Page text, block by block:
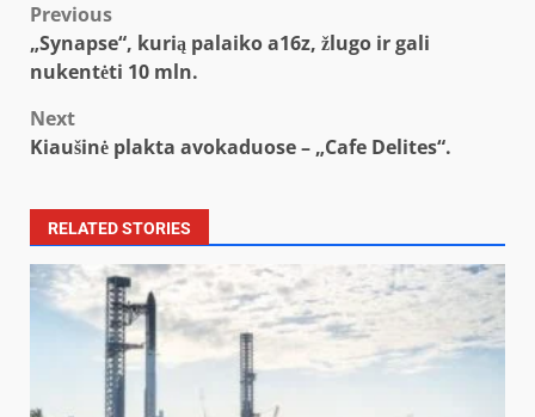
Post
navigation
Previous
„Synapse“, kurią palaiko a16z, žlugo ir gali
nukentėti 10 mln.
Next
Kiaušinė plakta avokaduose – „Cafe Delites“.
RELATED STORIES